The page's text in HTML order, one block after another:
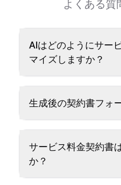
よくある質
AIはどのようにサー
マイズしますか？
生成後の契約書フォ
サービス料金契約書
か？